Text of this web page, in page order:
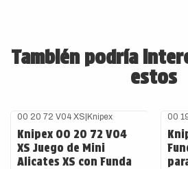
También podría
estos
00 20 72 V04 XS|Knipex
Knipex 00 20 72 V04
XS Juego de Mini
Alicates XS con Funda
00